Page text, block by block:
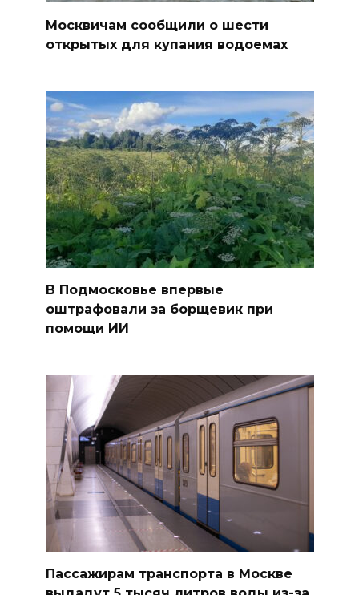
Москвичам сообщили о шести
открытых для купания водоемах
В Подмосковье впервые
оштрафовали за борщевик при
помощи ИИ
Пассажирам транспорта в Москве